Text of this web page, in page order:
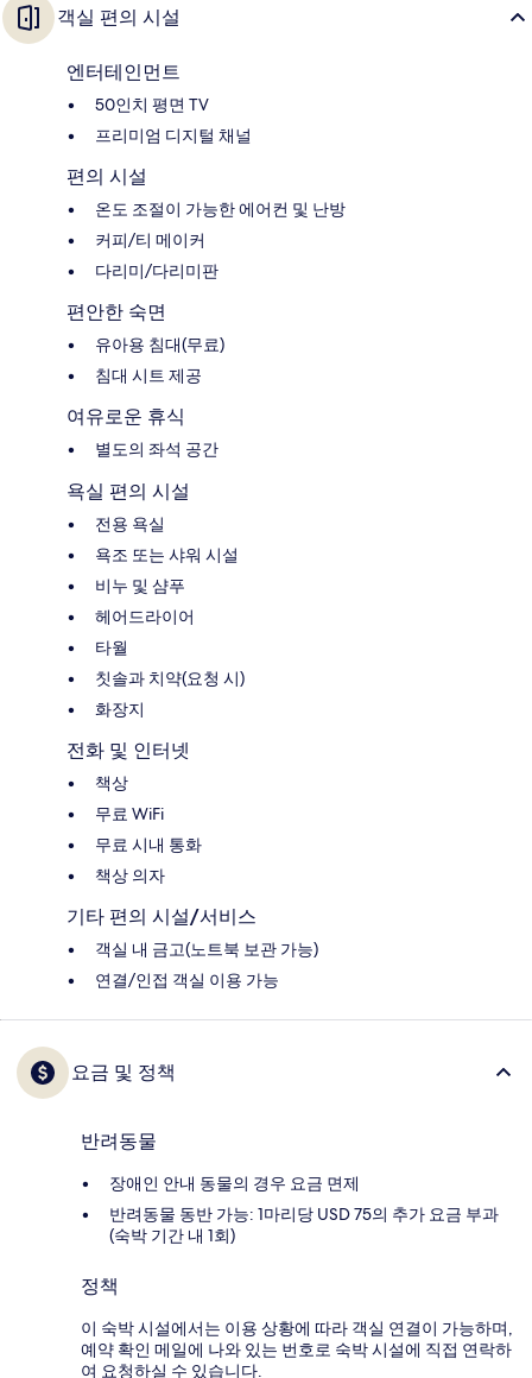
객실 편의 시설
엔터테인먼트
50인치 평면 TV
프리미엄 디지털 채널
편의 시설
온도 조절이 가능한 에어컨 및 난방
커피/티 메이커
다리미/다리미판
편안한 숙면
유아용 침대(무료)
침대 시트 제공
여유로운 휴식
별도의 좌석 공간
욕실 편의 시설
전용 욕실
욕조 또는 샤워 시설
비누 및 샴푸
헤어드라이어
타월
칫솔과 치약(요청 시)
화장지
전화 및 인터넷
책상
무료 WiFi
무료 시내 통화
책상 의자
기타 편의 시설/서비스
객실 내 금고(노트북 보관 가능)
연결/인접 객실 이용 가능
요금 및 정책
반려동물
장애인 안내 동물의 경우 요금 면제
반려동물 동반 가능: 1마리당 USD 75의 추가 요금 부과
(숙박 기간 내 1회)
정책
이 숙박 시설에서는 이용 상황에 따라 객실 연결이 가능하며,
예약 확인 메일에 나와 있는 번호로 숙박 시설에 직접 연락하
여 요청하실 수 있습니다.